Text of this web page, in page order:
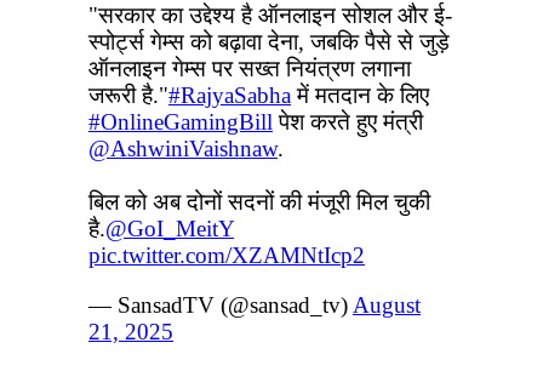
"सरकार का उद्देश्य है ऑनलाइन सोशल और ई-
स्पोर्ट्स गेम्स को बढ़ावा देना, जबकि पैसे से जुड़े
ऑनलाइन गेम्स पर सख्त नियंत्रण लगाना
जरूरी है."#RajyaSabhaमें मतदान के लिए
#OnlineGamingBill पेश करते हुए मंत्री
@AshwiniVaishnaw.
बिल को अब दोनों सदनों की मंजूरी मिल चुकी
है.@GoI_MeitY
pic.twitter.com/XZAMNtIcp2
— SansadTV (@sansad_tv) August
21, 2025